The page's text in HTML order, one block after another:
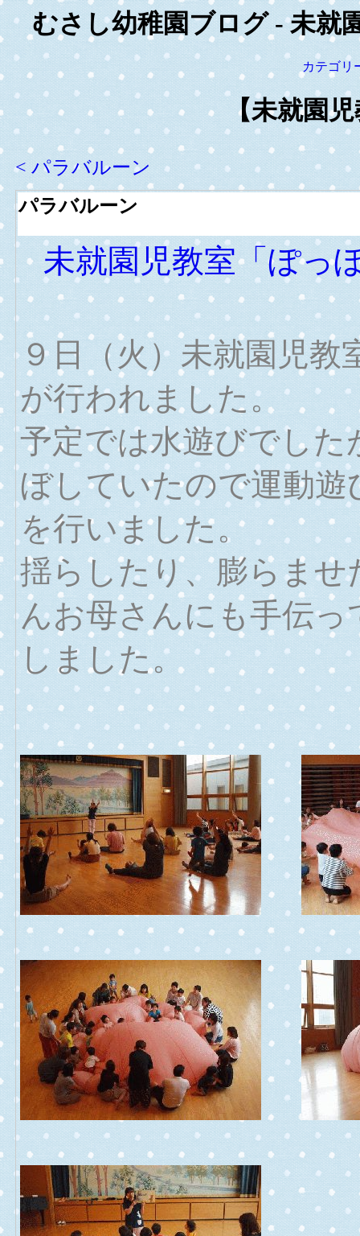
むさし幼稚園ブログ - 未就
カテゴリ
【未就園
< パラバルーン
パラバルーン
未就園児教室「ぽっ
９日（火）未就園児
が行われました。
予定では水遊びでし
ぼしていたので運動
を行いました。
揺らしたり、膨らま
んお母さんにも手伝
しました。